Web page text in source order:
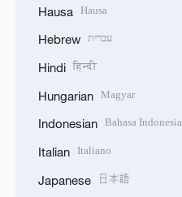
Hausa Hausa
Hebrew עברית
Hindi हिन्दी
Hungarian Magyar
Indonesian Bahasa Indonesia
Italian Italiano
Japanese 日本語